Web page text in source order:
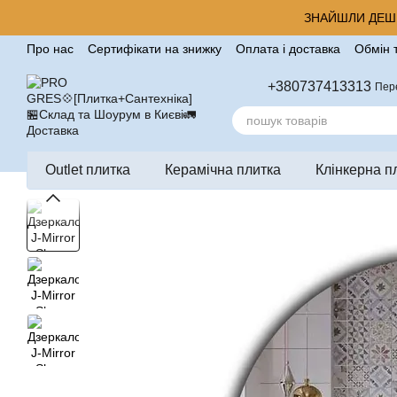
ЗНАЙШЛИ
Про нас Сертифікати на знижку Оплата і доставка
Обмін
+380737413313
Outlet плитка Керамічна плитка Клінкерна